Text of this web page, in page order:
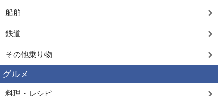
船舶
鉄道
その他乗り物
グルメ
料理・レシピ